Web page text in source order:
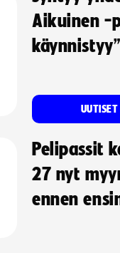
Aikuinen -
käynnistyy”
UUTISET
Pelipassit
27 nyt
ennen